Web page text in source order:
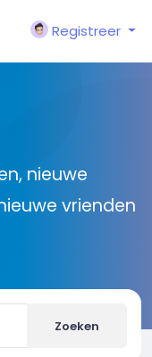
Registreer
nieuwe
vrienden
Zoeken